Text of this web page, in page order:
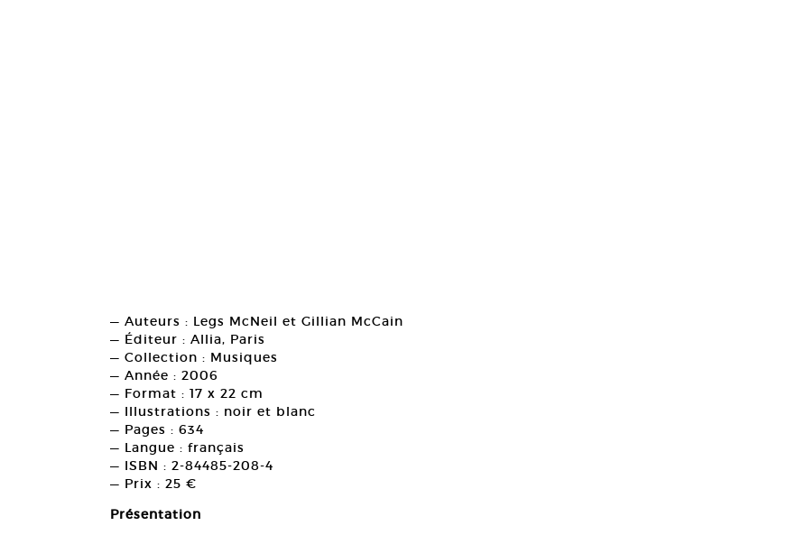
— Auteurs : Legs McNeil et Gillian McCain
— Éditeur : Allia, Paris
— Collection : Musiques
— Année : 2006
— Format : 17 x 22 cm
— Illustrations : noir et blanc
— Pages : 634
— Langue : français
— ISBN : 2-84485-208-4
— Prix : 25 €
Présentation